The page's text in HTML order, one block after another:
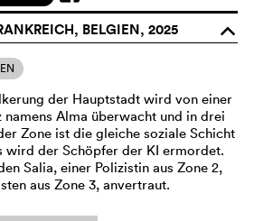
BELGIEN, 2025 o
der Hauptstadt wird von einer
Alma überwacht und in drei
Zone ist die gleiche soziale Schicht
wird der Schöpfer der KI ermordet.
Salia, einer Polizistin aus Zone 2,
aus Zone 3, anvertraut.